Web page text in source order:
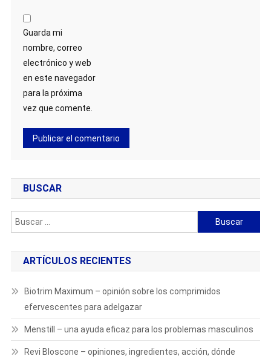
Guarda mi
nombre, correo
electrónico y web
en este navegador
para la próxima
vez que comente.
BUSCAR
Buscar:
ARTÍCULOS RECIENTES
Biotrim Maximum – opinión sobre los comprimidos
efervescentes para adelgazar
Menstill – una ayuda eficaz para los problemas masculinos
Revi Bloscone – opiniones, ingredientes, acción, dónde